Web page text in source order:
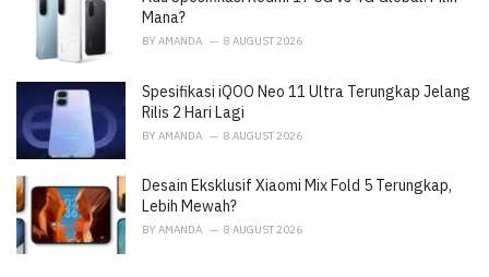
Mana?
BY AMANDA 8 AUGUST 2026
Spesifikasi iQOO Neo 11 Ultra Terungkap Jelang
Rilis 2 Hari Lagi
BY AMANDA 8 AUGUST 2026
Desain Eksklusif Xiaomi Mix Fold 5 Terungkap,
Lebih Mewah?
BY AMANDA 8 AUGUST 2026